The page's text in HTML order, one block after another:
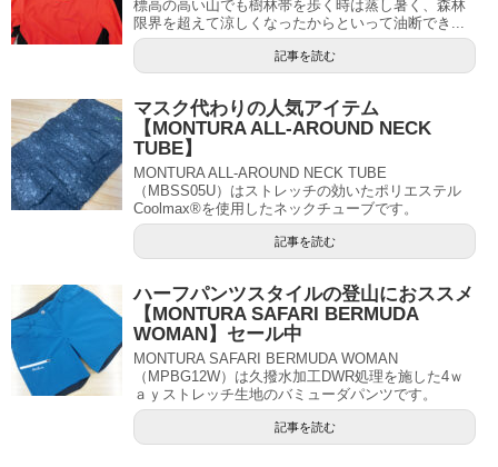
標高の高い山でも樹林帯を歩く時は蒸し暑く、森林
限界を超えて涼しくなったからといって油断でき...
記事を読む
マスク代わりの人気アイテム
【MONTURA ALL-AROUND NECK
TUBE】
MONTURA ALL-AROUND NECK TUBE
（MBSS05U）はストレッチの効いたポリエステル
Coolmax®を使用したネックチューブです。
記事を読む
ハーフパンツスタイルの登山におススメ
【MONTURA SAFARI BERMUDA
WOMAN】セール中
MONTURA SAFARI BERMUDA WOMAN
（MPBG12W）は久撥水加工DWR処理を施した4ｗ
ａｙストレッチ生地のバミューダパンツです。
記事を読む